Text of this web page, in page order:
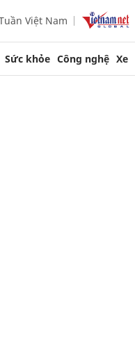
Việt Nam
Sức khỏe Công nghệ Xe